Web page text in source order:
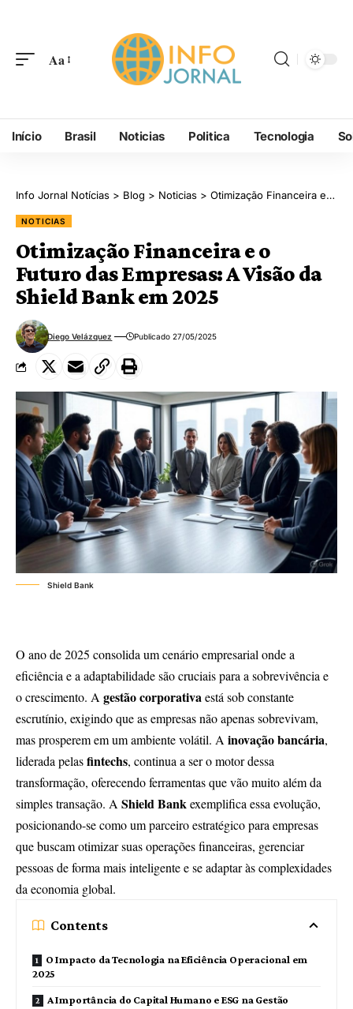
Aa
Início Brasil Noticias Politica Tecnologia
Info Jornal Notícias > Blog > Noticias > Otimização Financeira e o Futuro das Empresas: A Visão da Shield Bank em 2025
NOTICIAS
Otimização Financeira e o
Futuro das Empresas: A Visão da
Shield Bank em 2025
Diego Velázquez Publicado 27/05/2025
Shield Bank
O ano de 2025 consolida um cenário empresarial onde a
eficiência e a adaptabilidade são cruciais para a sobrevivência e
o crescimento. A gestão corporativaestá sob constante
escrutínio, exigindo que as empresas não apenas sobrevivam,
mas prosperem em um ambiente volátil. A inovação bancária,
liderada pelasfintechs, continua a ser o motor dessa
transformação, oferecendo ferramentas que vão muito além da
simples transação. A Shield Bankexemplifica essa evolução,
posicionando-se como um parceiro estratégico para empresas
que buscam otimizar suas operações financeiras, gerenciar
pessoas de forma mais inteligente e se adaptar às complexidades
da economia global.
Contents
O Impacto da Tecnologia na Eficiência Operacional em
2025
A Importância do Capital Humano e ESG na Gestão